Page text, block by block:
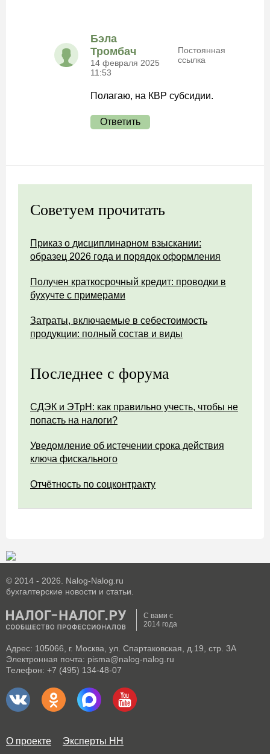
Бэла
Тромбач
14 февраля 2025
11:53
Постоянная
ссылка
Полагаю, на КВР субсидии.
Ответить
Советуем прочитать
Приказ о дисциплинарном взыскании:
образец 2026 года и порядок оформления
Получен краткосрочный кредит: проводки в
бухучте с примерами
Затраты, включаемые в себестоимость
продукции: полный состав и виды
Последнее с форума
СДЭК и ЭТрН: как правильно учесть, чтобы не
попасть на налоги?
Уведомление об истечении срока действия
ключа фискального
Отчётность по соцконтракту
© 2014 - 2026. Nalog-Nalog.ru
бухгалтерские новости и статьи.
С вами с
2014 года
Адрес: 105066, г. Москва, ул. Спартаковская, д.19, стр. 3А
Электронная почта: pisma@nalog-nalog.ru
Телефон: +7 (495) 134-48-07
О проекте
Эксперты НН